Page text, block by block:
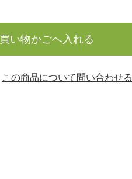
買い物かごへ入れる
この商品について問い合わせる